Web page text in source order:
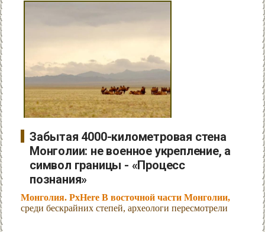
Забытая 4000-километровая стена
Монголии: не военное укрепление, а
символ границы - «Процесс
познания»
Монголия. PxHere В восточной части Монголии,
среди бескрайних степей, археологи пересмотрели